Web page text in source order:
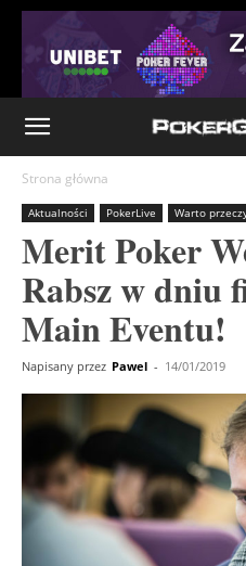
Strona główna
Aktualności PokerLive Warto
Merit Poker
Rabsz w dniu
Main Eventu!
Napisany przez Pawel - 14/01/2019